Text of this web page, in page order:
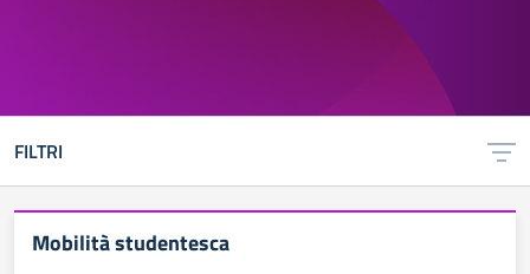
FILTRI
Mobilità studentesca